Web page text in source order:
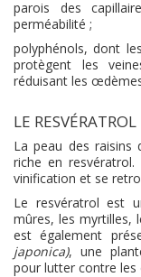
parois des
perméabilité ;
polyphénols, dont
protègent les
réduisant les
LE RESVÉRATROL
La peau des raisins
riche en
vinification et se
Le resvératrol est
mûres, les myrtilles,
est également
japonica), une
pour lutter contre les